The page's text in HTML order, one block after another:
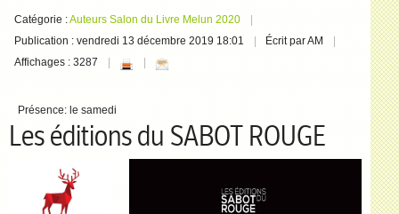
Catégorie :Auteurs Salon du Livre Melun 2020
Publication : vendredi 13 décembre 2019 18:01
Écrit par AM
Affichages : 3287
Présence: le samedi
Les éditions du SABOT ROUGE